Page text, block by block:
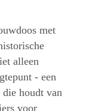
met
alleen
- een
die houdt van
voor